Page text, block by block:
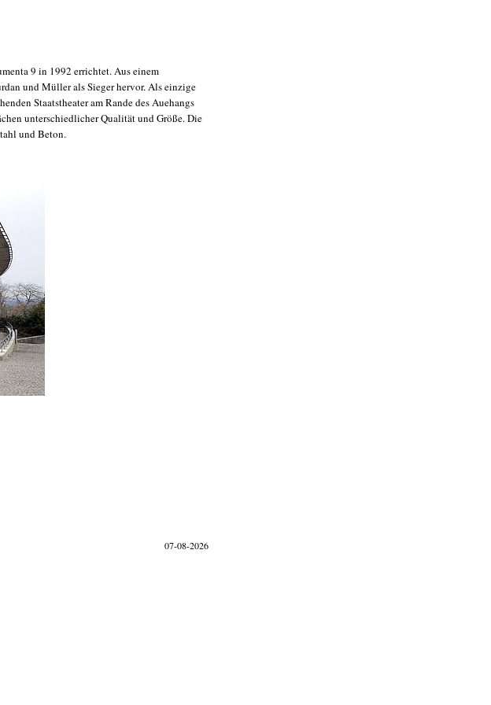
9 in 1992 errichtet. Aus einem
und Müller als Sieger hervor. Als einzige
Staatstheater am Rande des Auehangs
unterschiedlicher Qualität und Größe. Die
und Beton.
07-08-2026